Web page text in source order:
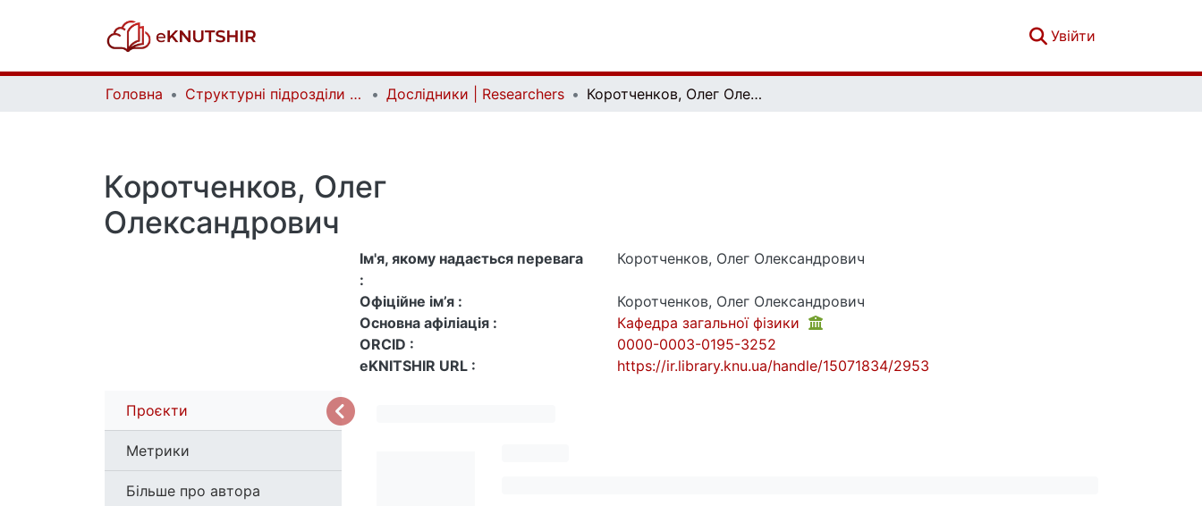
Увійти
Головна Структурні підрозділи Київського національного університету імені Тараса Шевченка та Організації | Faculties, Institutes and Departments of Taras Shevchenko National University of Kyiv and Organizations Дослідники | Researchers Коротченков, Олег Олександрович
Коротченков, Олег
Олександрович
Ім'я, якому надається перевага
:
Коротченков, Олег Олександрович
Офіційне ім’я :
Коротченков, Олег Олександрович
Основна афіліація :
Кафедра загальної фізики
ORCID :
0000-0003-0195-3252
eKNITSHIR URL :
https://ir.library.knu.ua/handle/15071834/2953
Проєкти
Метрики
Більше про автора